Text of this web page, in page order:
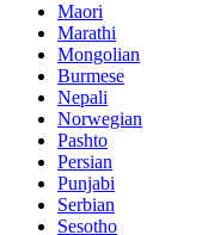
Maori
Marathi
Mongolian
Burmese
Nepali
Norwegian
Pashto
Persian
Punjabi
Serbian
Sesotho